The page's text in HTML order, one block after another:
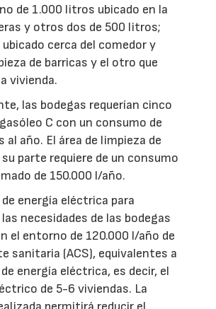
de 1.000 litros ubicado en la
y otros dos de 500 litros;
cerca del comedor y
de barricas y el otro que
vivienda.
las bodegas requerían cinco
C con un consumo de
al año. El área de limpieza de
parte requiere de un consumo
de 150.000 l/año.
energía eléctrica para
necesidades de las bodegas
el entorno de 120.000 l/año de
sanitaria (ACS), equivalentes a
energía eléctrica, es decir, el
de 5-6 viviendas. La